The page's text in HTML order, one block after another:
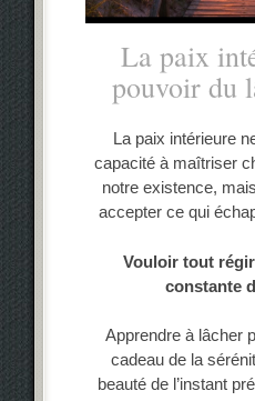
La paix
pouvoir du
La paix intérieure
capacité à maîtriser
notre existence,
accepter ce qui
Vouloir tout
constante
Apprendre à lâcher
cadeau de la
beauté de l’instant